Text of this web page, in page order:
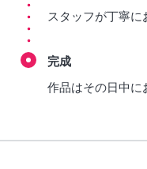
スタッフが丁寧
完成
作品はその日中に